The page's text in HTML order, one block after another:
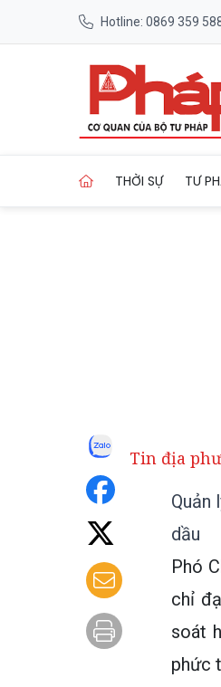
Hotline: 0869 359
THỜI SỰ TƯ
Tin địa
Quản
dầu
Phó
chỉ
soát
phức